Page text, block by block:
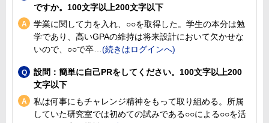
ですか。100文字以上200文字以下
学業に関して力を入れ、○○を取得した。学生の本分は勉
学であり、高いGPAの維持は将来設計において欠かせな
いので、○○で卒
設問：簡単に自己PRをしてください。100文字以上200
文字以下
私は何事にもチャレンジ精神をもって取り組める。所属
していた研究室では初めての試みである○○による○○を活